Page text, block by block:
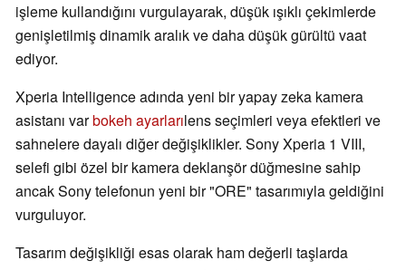
işleme kullandığını vurgulayarak, düşük ışıklı çekimlerde
genişletilmiş dinamik aralık ve daha düşük gürültü vaat
ediyor.
Xperia Intelligence adında yeni bir yapay zeka kamera
asistanı varbokeh ayarlarılens seçimleri veya efektleri ve
sahnelere dayalı diğer değişiklikler. Sony Xperia 1 VIII,
selefi gibi özel bir kamera deklanşör düğmesine sahip
ancak Sony telefonun yeni bir "ORE" tasarımıyla geldiğini
vurguluyor.
Tasarım değişikliği esas olarak ham değerli taşlarda